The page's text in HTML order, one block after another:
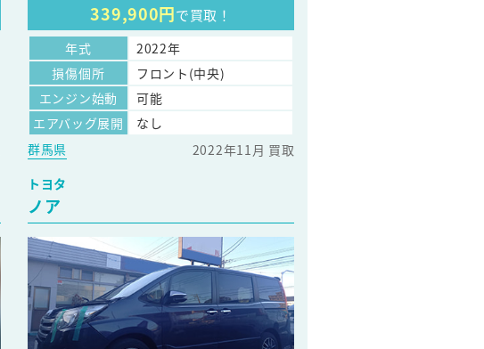
339,900円で買取！
年式
2022年
損傷個所
フロント(中央)
エンジン始動
可能
エアバッグ展開
なし
群馬県
2022年11月 買取
トヨタ
ノア